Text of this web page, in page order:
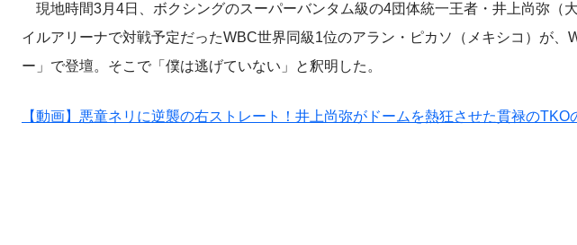
現地時間3月4日、ボクシングのスーパーバンタム級の4団体統一王者・井上尚弥（
イルアリーナで対戦予定だったWBC世界同級1位のアラン・ピカソ（メキシコ）が
ー」で登壇。そこで「僕は逃げていない」と釈明した。
【動画】悪童ネリに逆襲の右ストレート！井上尚弥がドームを熱狂させた貫禄のTKO